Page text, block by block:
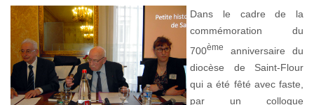
Dans le cadre de la
commémoration du
700ème
anniversaire du
diocèse de Saint-Flour
qui a été fêté avec faste,
par un colloque